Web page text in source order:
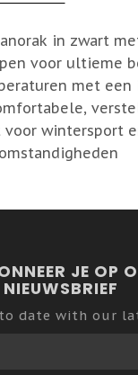
in zwart
voor ultieme
met een
voor wintersport
JE OP
NIEUWSBRIEF
date with our